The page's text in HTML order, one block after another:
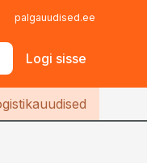
palgauudised.ee
Logi sisse